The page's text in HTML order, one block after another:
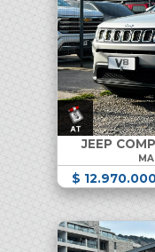
JEEP
$ 12.970.000